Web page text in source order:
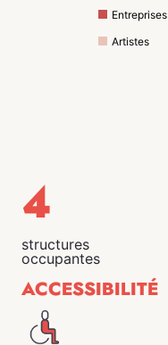
Entreprises
Artistes
4
structures
occupantes
ACCESSIBILITÉ